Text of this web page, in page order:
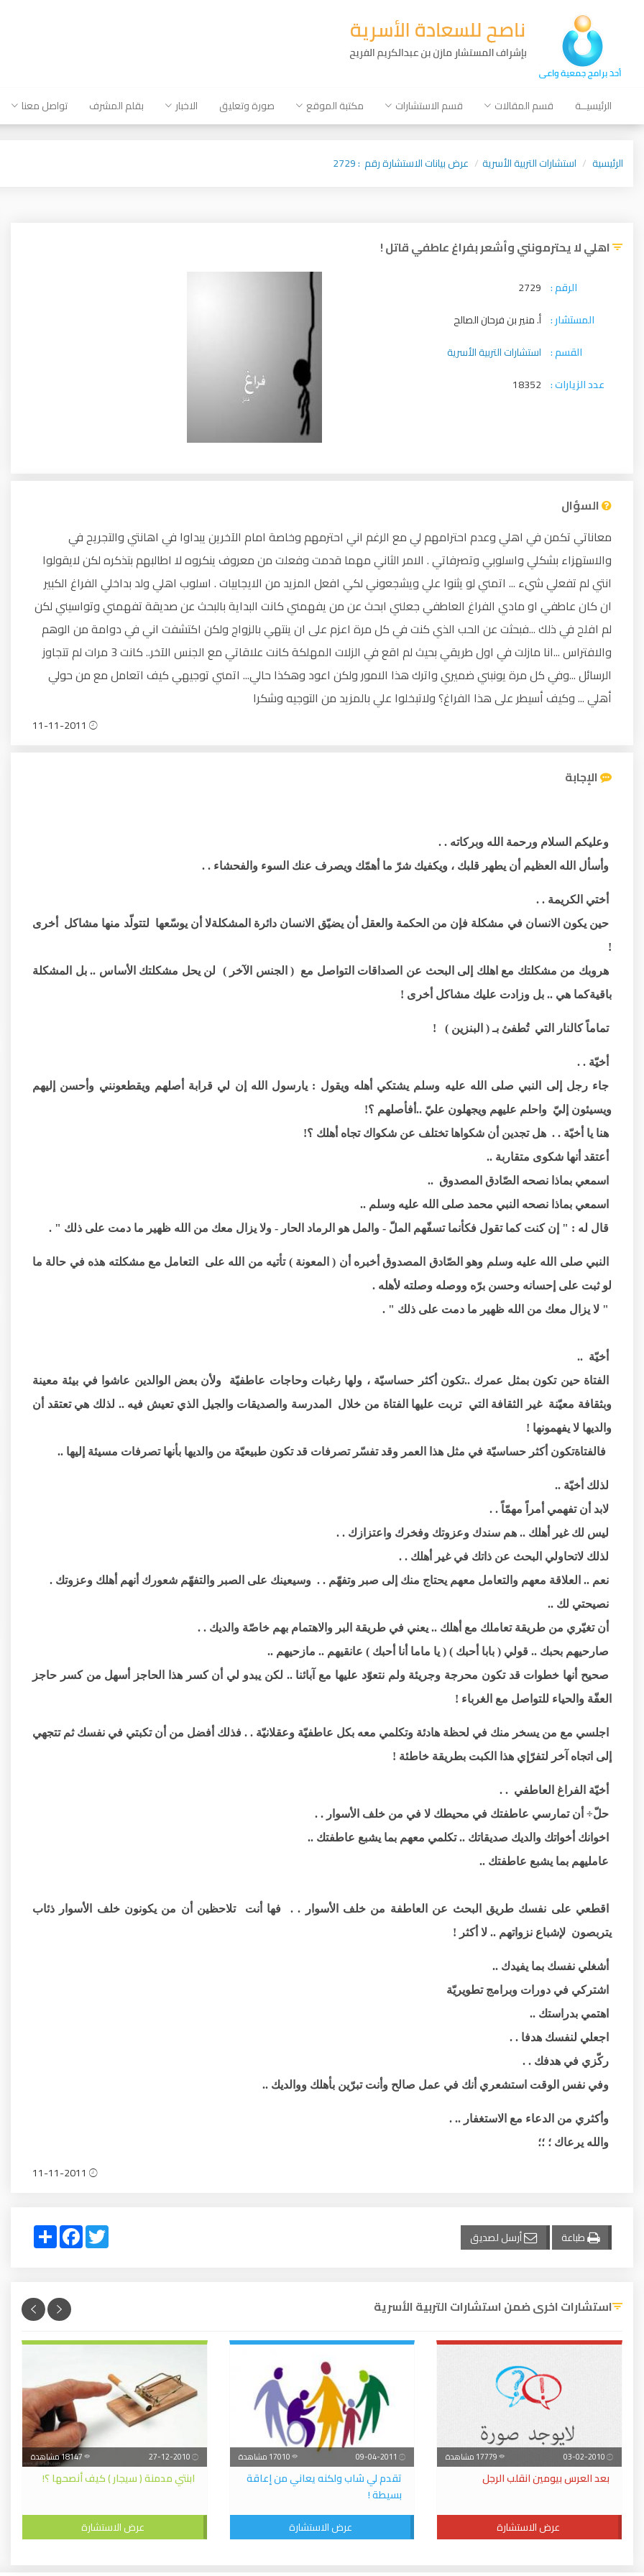
الرئيسيــة قسم المقالات قسم الاستشارات مكتبة الموقع صورة وتعليق الاخبار بقلم المشرف تواصل معنا
الرئيسية استشارات التربية الأسرية عرض بيانات الاستشارة رقم : 2729
اهلي لا يحترمونني وأشعر بفراغ عاطفي قاتل !
الرقم : 2729
المستشار : أ. منير بن فرحان الصالح
القسم : استشارات التربية الأسرية
عدد الزيارات : 18352
السؤال
معاناتي تكمن في اهلي وعدم احترامهم لي مع الرغم اني احترمهم وخاصة امام الآخرين يبداوا في اهانتي والتجريح في
والاستهزاء بشكلي واسلوبي وتصرفاتي . الامر الثاني مهما قدمت وفعلت من معروف ينكروه لا اطالبهم بتذكره لكن لايقولوا
انتي لم تفعلي شيء ... اتمني لو يثنوا علي ويشجعوني لكي افعل المزيد من الايجابيات . اسلوب اهلي ولد بداخلي الفراغ الكبير
ان كان عاطفي او مادي الفراغ العاطفي جعلني ابحث عن من يفهمني كانت البداية بالبحث عن صديقة تفهمني وتواسيني لكن
لم افلح في ذلك ...فبحثت عن الحب الذي كنت في كل مرة اعزم على ان ينتهي بالزواج ولكن اكتشفت اني في دوامة من الوهم
والافتراس ...انا مازلت في اول طريقي بحيث لم اقع في الزلات المهلكة كانت علاقاتي مع الجنس الآخر.. كانت 3 مرات لم تتجاوز
الرسائل ...وفي كل مرة يونبني ضميري واترك هذا الامور ولكن اعود وهكذا حالي... اتمني توجيهي كيف اتعامل مع من حولي
أهلي ... وكيف أسيطر على هذا الفراغ؟ ولاتبخلوا علي بالمزيد من التوجيه وشكرا
الإجابة
وعليكم السلام ورحمة الله وبركاته . .
وأسأل الله العظيم أن يطهر قلبك ، ويكفيك شرّ ما أهمّك ويصرف عنك السوء والفحشاء . .
أختي الكريمة . .
حين يكون الانسان في مشكلة فإن من الحكمة والعقل أن يضيّق الانسان دائرة المشكلةلا أن يوسّعها لتتولّد منها مشاكل أخرى
!
هروبك من مشكلتك مع اهلك إلى البحث عن الصداقات التواصل مع ( الجنس الآخر ) لن يحل مشكلتك الأساس .. بل المشكلة
باقيةكما هي .. بل وزادت عليك مشاكل أخرى !
تماماً كالنار التي تُطفئ بـ ( البنزين ) !
أخيّة . .
جاء رجل إلى النبي صلى الله عليه وسلم يشتكي أهله ويقول : يارسول الله إن لي قرابة أصلهم ويقطعونني وأحسن إليهم
ويسيئون إليّ واحلم عليهم ويجهلون عليّ ..أفأصلهم ؟!
هنا يا أخيّة . . هل تجدين أن شكواها تختلف عن شكواك تجاه أهلك ؟!
أعتقد أنها شكوى متقاربة ..
اسمعي بماذا نصحه الصّادق المصدوق ..
اسمعي بماذا نصحه النبي محمد صلى الله عليه وسلم ..
قال له : " إن كنت كما تقول فكأنما تسفّهم الملّ - والمل هو الرماد الحار - ولا يزال معك من الله ظهير ما دمت على ذلك " .
النبي صلى الله عليه وسلم وهو الصّادق المصدوق أخبره أن ( المعونة ) تأتيه من الله على التعامل مع مشكلته هذه في حالة ما
لو ثبت على إحسانه وحسن برّه ووصله وصلته لأهله .
" لا يزال معك من الله ظهير ما دمت على ذلك " .
أخيّة ..
الفتاة حين تكون بمثل عمرك ..تكون أكثر حساسيّة ، ولها رغبات وحاجات عاطفيّة ولأن بعض الوالدين عاشوا في بيئة معينة
وبثقافة معيّنة غير الثقافة التي تربت عليها الفتاة من خلال المدرسة والصديقات والجيل الذي تعيش فيه .. لذلك هي تعتقد أن
والديها لا يفهمونها !
فالفتاةتكون أكثر حساسيّة في مثل هذا العمر وقد تفسّر تصرفات قد تكون طبيعيّة من والديها بأنها تصرفات مسيئة إليها ..
لذلك أخيّة ..
لابد أن تفهمي أمراً مهمّاً . .
ليس لك غير أهلك .. هم سندك وعزوتك وفخرك واعتزازك . .
لذلك لاتحاولي البحث عن ذاتك في غير أهلك . .
نعم .. العلاقة معهم والتعامل معهم يحتاج منك إلى صبر وتفهّم . . وسيعينك على الصبر والتفهّم شعورك أنهم أهلك وعزوتك .
نصيحتي لك ..
أن تغيّري من طريقة تعاملك مع أهلك .. يعني في طريقة البر والاهتمام بهم خاصّة والديك . .
صارحيهم بحبك .. قولي ( بابا أحبك ) ( يا ماما أنا أحبك ) عانقيهم .. مازحيهم ..
صحيح أنها خطوات قد تكون محرجة وجريئة ولم نتعوّد عليها مع آبائنا .. لكن يبدو لي أن كسر هذا الحاجز أسهل من كسر حاجز
العفّة والحياء للتواصل مع الغرباء !
اجلسي مع من يسخر منك في لحظة هادئة وتكلمي معه بكل عاطفيّة وعقلانيّة . . فذلك أفضل من أن تكبتي في نفسك ثم تتجهي
إلى اتجاه آخر لتفرّإي هذا الكبت بطريقة خاطئة !
أخيّة الفراغ العاطفي . .
حلّ÷ أن تمارسي عاطفتك في محيطك لا في من خلف الأسوار . .
اخوانك أخواتك والديك صديقاتك .. تكلمي معهم بما يشبع عاطفتك ..
عامليهم بما يشبع عاطفتك ..
اقطعي على نفسك طريق البحث عن العاطفة من خلف الأسوار . . فها أنت تلاحظين أن من يكونون خلف الأسوار ذئاب
يتربصون لإشباع نزواتهم .. لا أكثر !
أشغلي نفسك بما يفيدك ..
اشتركي في دورات وبرامج تطويريّة
اهتمي بدراستك ..
اجعلي لنفسك هدفا . .
ركّزي في هدفك . .
وفي نفس الوقت استشعري أنك في عمل صالح وأنت تبرّين بأهلك ووالديك ..
وأكثري من الدعاء مع الاستغفار .. .
والله يرعاك ؛ ؛؛
طباعة أرسل لصديق Share
FacebookTwitter
استشارات اخرى ضمن استشارات التربية الأسرية
17779 مشاهدة
بعد العرس بيومين انقلب الرجل
عرض الاستشارة
09-04-2011
تقدم لي شاب ولكنه يعاني من إعاقة
بسيطة !
عرض الاستشارة
18147 مشاهدة
ابنتي مدمنة ( سيجار ) كيف أنصحها ؟!
عرض الاستشارة